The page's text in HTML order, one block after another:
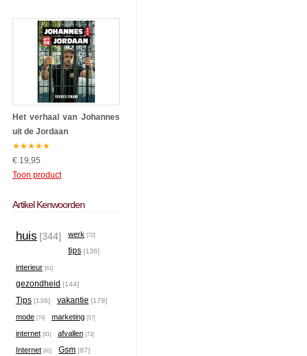
Het verhaal van Johannes
uit de Jordaan
★★★★★
€ 19,95
Toon product
Artikel Kenwoorden
huis [344] werk [72]
tips [136]
interieur [61]
gezondheid [144]
Tips [136] vakantie [178]
mode [74] marketing [57]
internet [81] afvallen [73]
Internet [81] Gsm [87]